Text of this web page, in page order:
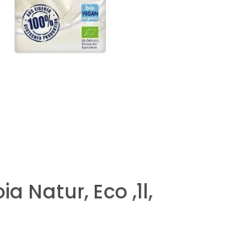
Natur, Eco ,1l,